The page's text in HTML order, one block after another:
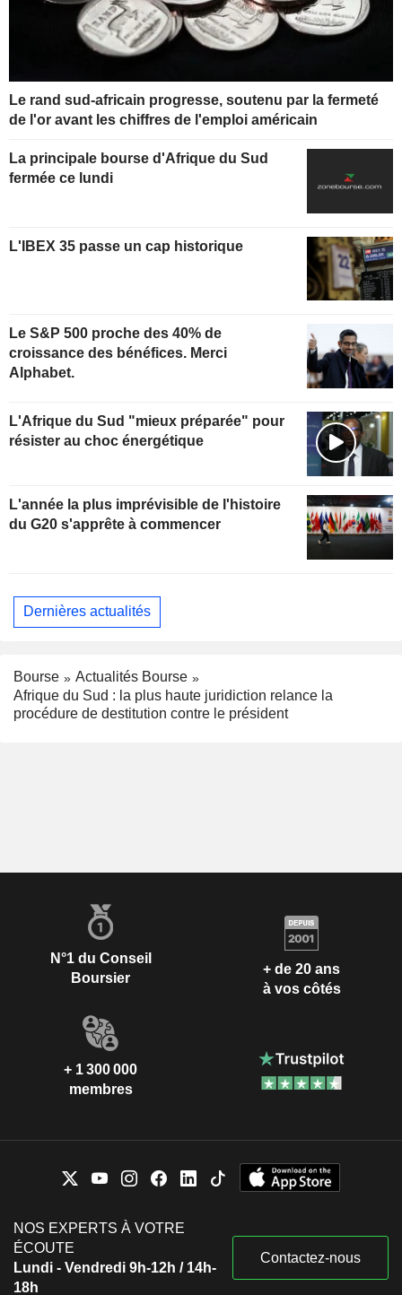
Le rand sud-africain progresse, soutenu par la fermeté
de l'or avant les chiffres de l'emploi américain
La principale bourse d'Afrique du Sud
fermée ce lundi
L'IBEX 35 passe un cap historique
Le S&P 500 proche des 40% de
croissance des bénéfices. Merci
Alphabet.
L'Afrique du Sud "mieux préparée" pour
résister au choc énergétique
L'année la plus imprévisible de l'histoire
du G20 s'apprête à commencer
Dernières actualités
Bourse
Actualités Bourse
Afrique du Sud : la plus haute juridiction relance la
procédure de destitution contre le président
N°1 du Conseil
Boursier
+ de 20 ans
à vos côtés
+ 1 300 000
membres
NOS EXPERTS À VOTRE
ÉCOUTE
Lundi - Vendredi 9h-12h / 14h-
18h
Contactez-nous